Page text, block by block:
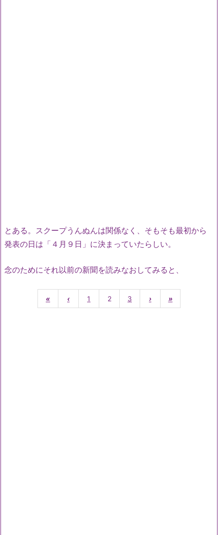
とある。スクープうんぬんは関係なく、そもそも最初から
発表の日は「４月９日」に決まっていたらしい。
念のためにそれ以前の新聞を読みなおしてみると、
« ‹ 1 2 3 › »